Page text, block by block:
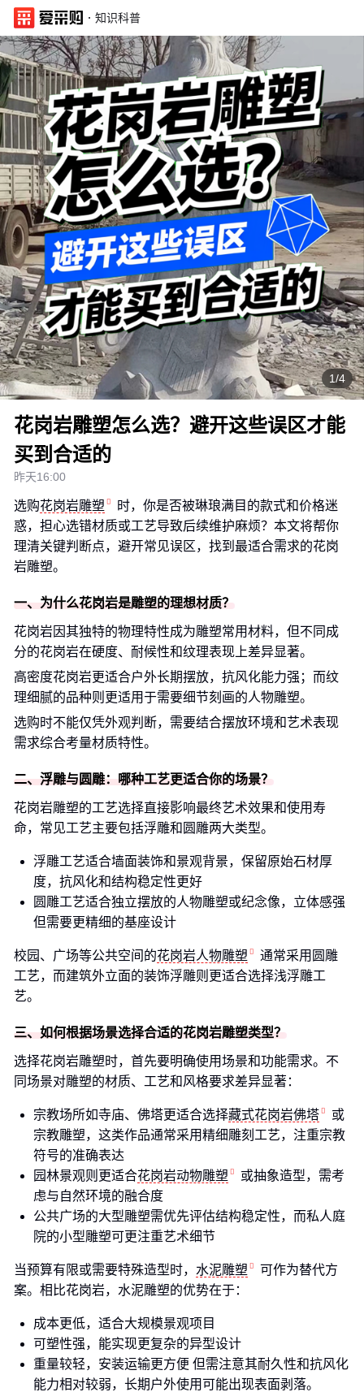
· 知识科普
1/4
花岗岩雕塑怎么选？避开这些误区才能
买到合适的
昨天16:00
选购花岗岩雕塑
时，你是否被琳琅满目的款式和价格迷
惑，担心选错材质或工艺导致后续维护麻烦？本文将帮你
理清关键判断点，避开常见误区，找到最适合需求的花岗
岩雕塑。
一、为什么花岗岩是雕塑的理想材质？
花岗岩因其独特的物理特性成为雕塑常用材料，但不同成
分的花岗岩在硬度、耐候性和纹理表现上差异显著。
高密度花岗岩更适合户外长期摆放，抗风化能力强；而纹
理细腻的品种则更适用于需要细节刻画的人物雕塑。
选购时不能仅凭外观判断，需要结合摆放环境和艺术表现
需求综合考量材质特性。
二、浮雕与圆雕：哪种工艺更适合你的场景？
花岗岩雕塑的工艺选择直接影响最终艺术效果和使用寿
命，常见工艺主要包括浮雕和圆雕两大类型。
浮雕工艺适合墙面装饰和景观背景，保留原始石材厚
度，抗风化和结构稳定性更好
圆雕工艺适合独立摆放的人物雕塑或纪念像，立体感强
但需要更精细的基座设计
校园、广场等公共空间的花岗岩人物雕塑
通常采用圆雕
工艺，而建筑外立面的装饰浮雕则更适合选择浅浮雕工
艺。
三、如何根据场景选择合适的花岗岩雕塑类型？
选择花岗岩雕塑时，首先要明确使用场景和功能需求。不
同场景对雕塑的材质、工艺和风格要求差异显著：
宗教场所如寺庙、佛塔更适合选择藏式花岗岩佛塔
或
宗教雕塑，这类作品通常采用精细雕刻工艺，注重宗教
符号的准确表达
园林景观则更适合花岗岩动物雕塑
或抽象造型，需考
虑与自然环境的融合度
公共广场的大型雕塑需优先评估结构稳定性，而私人庭
院的小型雕塑可更注重艺术细节
当预算有限或需要特殊造型时， 水泥雕塑
可作为替代方
案。相比花岗岩，水泥雕塑的优势在于：
成本更低，适合大规模景观项目
可塑性强，能实现更复杂的异型设计
重量较轻，安装运输更方便 但需注意其耐久性和抗风化
能力相对较弱，长期户外使用可能出现表面剥落。